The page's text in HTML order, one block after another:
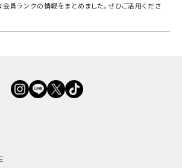
員ランクの情報をまとめました。ぜひご活用くださ